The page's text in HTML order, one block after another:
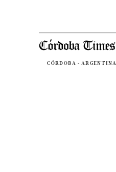
CÓRDOBA - ARGENTINA